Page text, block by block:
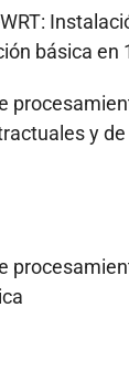
básica en
y